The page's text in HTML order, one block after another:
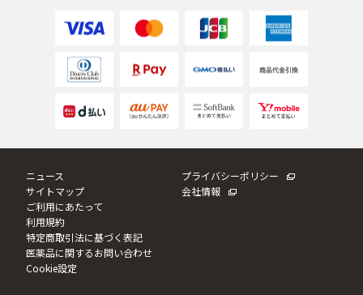
ニュース
サイトマップ
ご利用にあたって
利用規約
特定商取引法に基づく表記
医薬品に関するお問い合わせ
Cookie設定
プライバシーポリシー
会社情報